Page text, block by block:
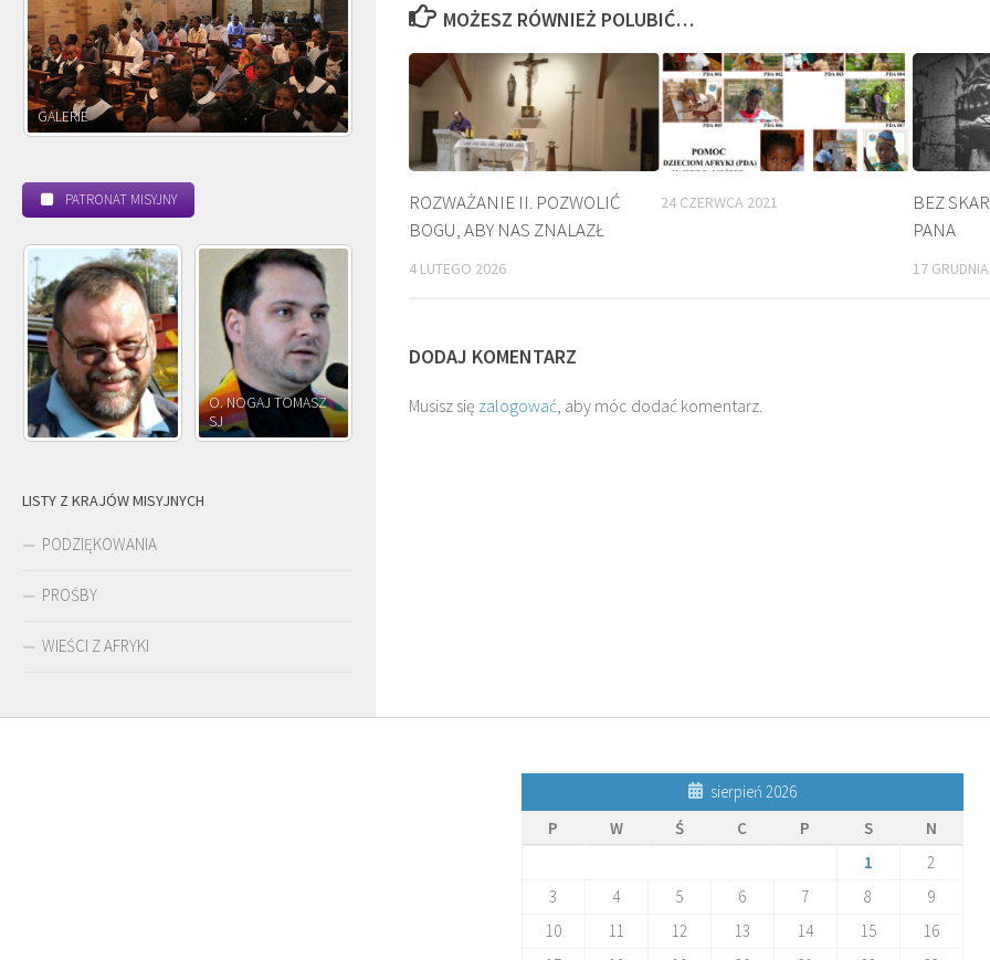
MOŻESZ RÓWNIEŻ POLUBIĆ…
ROZWAŻANIE II. POZWOLIĆ
BOGU, ABY NAS ZNALAZŁ
4 LUTEGO 2026
24 CZERWCA 2021
BEZ
PANA
17
DODAJ KOMENTARZ
Musisz się zalogować, aby móc dodać komentarz.
POWOŁANIE MISYJNE BEATYFIKACJA KULT
PATRONAT MISYJNY
O. NOGAJ TOMASZ
SJ
O. JÓZEF OLEKSY SJ
O. JÓZEF
O. JAKUB M.
ROSTWOROWSKI SJ
O. TADEUSZ SAROTA
LISTY Z KRAJÓW MISYJNYCH
PODZIĘKOWANIA
PROŚBY
WIEŚCI Z AFRYKI
sierpień 2026
P
W Ś C P S
N
1
2
3
4 5 6 7 8
9
10
11 12 13 14 15
16